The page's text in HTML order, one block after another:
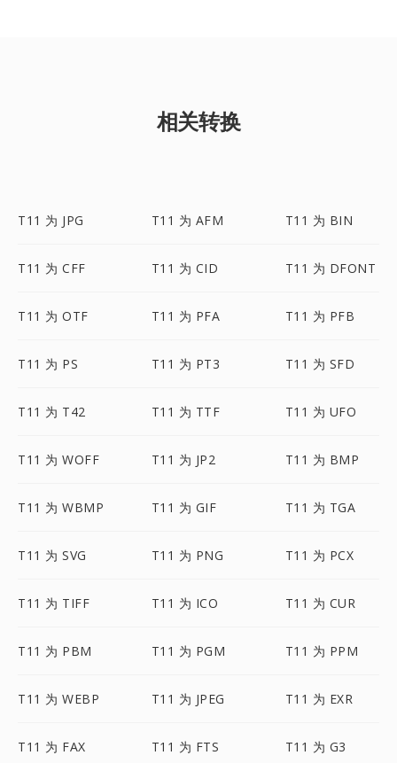
相关转换
T11 为 JPG T11 为 AFM T11 为 BIN
T11 为 CFF T11 为 CID T11 为 DFONT
T11 为 OTF T11 为 PFA T11 为 PFB
T11 为 PS T11 为 PT3 T11 为 SFD
T11 为 T42 T11 为 TTF T11 为 UFO
T11 为 WOFF T11 为 JP2 T11 为 BMP
T11 为 WBMP T11 为 GIF T11 为 TGA
T11 为 SVG T11 为 PNG T11 为 PCX
T11 为 TIFF T11 为 ICO T11 为 CUR
T11 为 PBM T11 为 PGM T11 为 PPM
T11 为 WEBP T11 为 JPEG T11 为 EXR
T11 为 FAX T11 为 FTS T11 为 G3